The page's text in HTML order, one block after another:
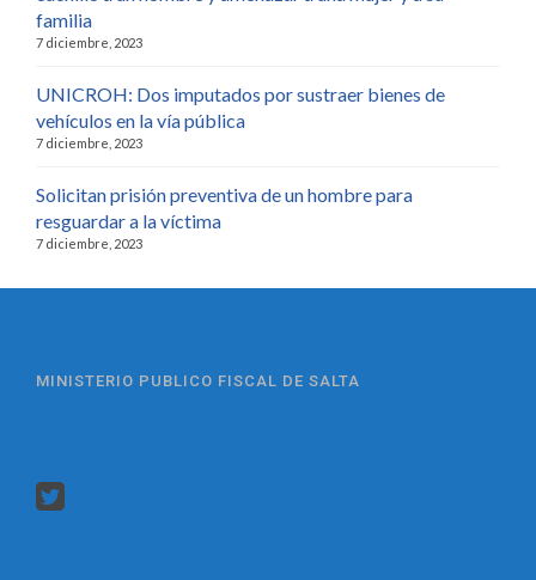
familia
7 diciembre, 2023
UNICROH: Dos imputados por sustraer bienes de
vehículos en la vía pública
7 diciembre, 2023
Solicitan prisión preventiva de un hombre para
resguardar a la víctima
7 diciembre, 2023
MINISTERIO PUBLICO FISCAL DE SALTA